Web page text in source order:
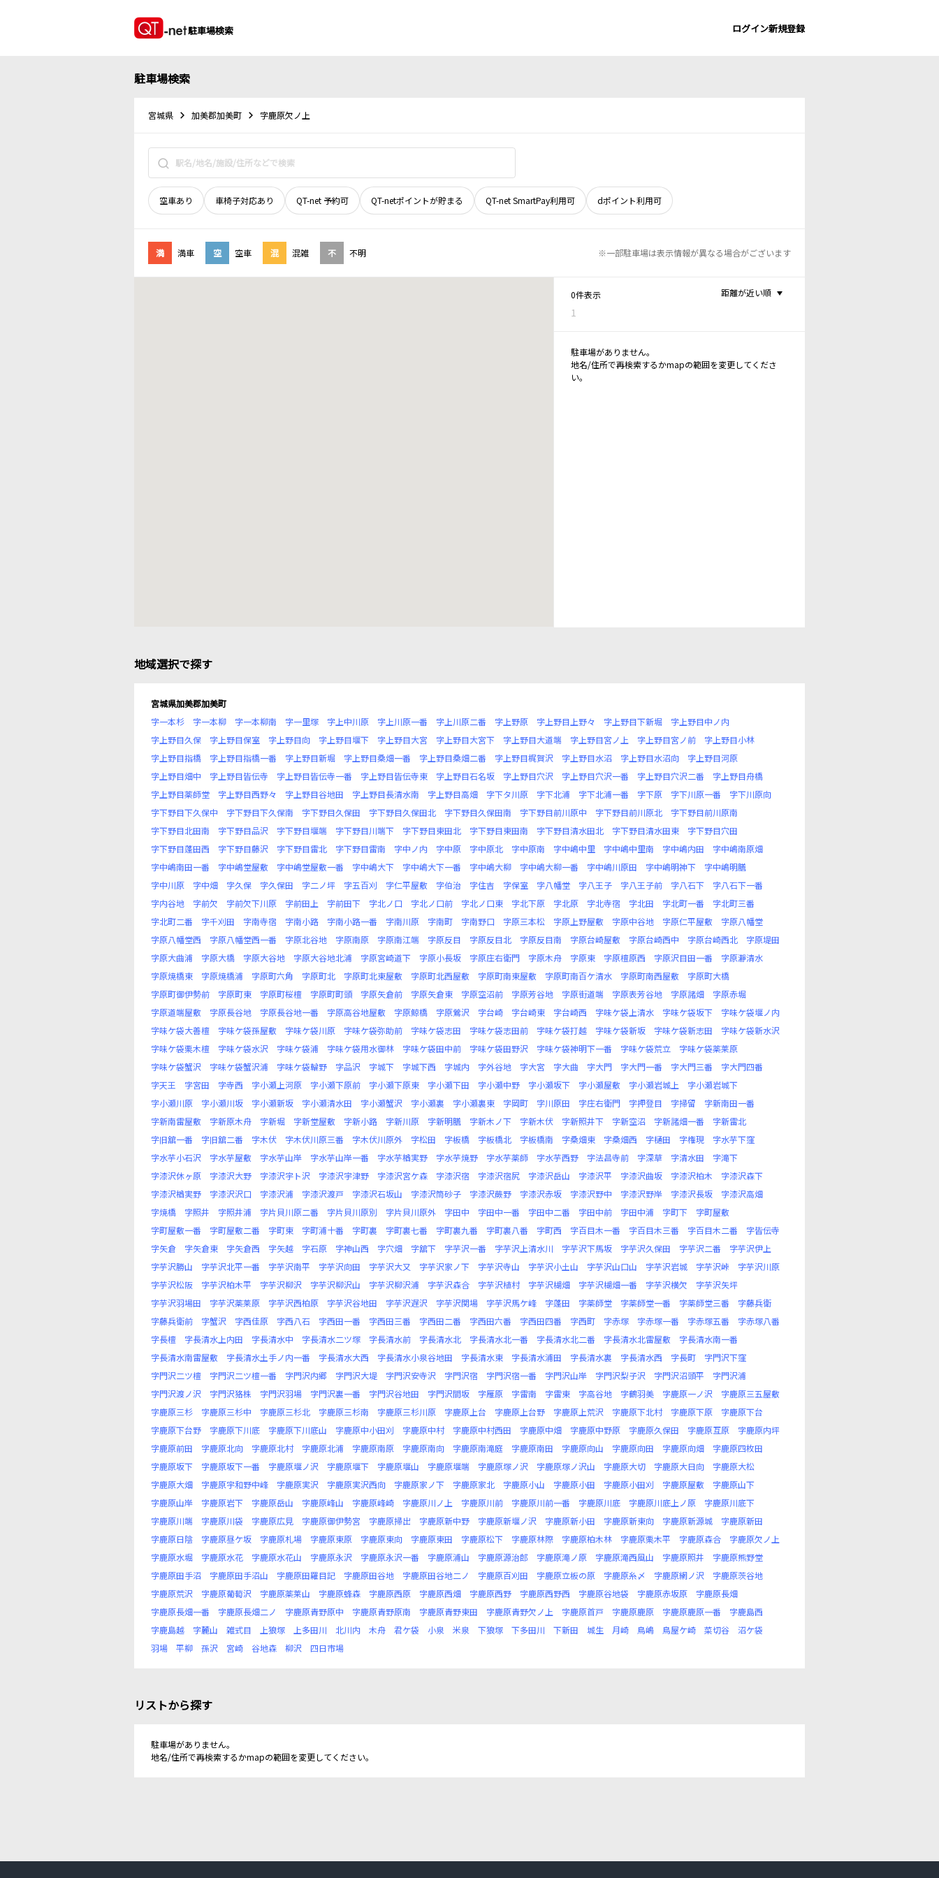
駐車場検索 ログイン新規登録
駐車場検索
宮城県 加美郡加美町 字鹿原欠ノ上
空車あり 車椅子対応あり QT-net 予約可 QT-netポイントが貯まる QT-net SmartPay利用可 dポイント利用可
満 満車 空 空車 混 混雑 不 不明 ※一部駐車場は表示情報が異なる場合がございます
0件表示
1
距離が近い順
駐車場がありません。
地名/住所で再検索するかmapの範囲を変更してくださ
い。
地域選択で探す
宮城県加美郡加美町
字一本杉
字一本柳 字一本柳南 字一里塚 字上中川原 字上川原一番 字上川原二番 字上野原 字上野目上野々 字上野目下新堀
字上野目中ノ内
字上野目久保
字上野目保室 字上野目向 字上野目堰下 字上野目大宮 字上野目大宮下 字上野目大道端 字上野目宮ノ上 字上野目宮ノ前
字上野目小林
字上野目指橋
字上野目指橋一番 字上野目新堀 字上野目桑畑一番 字上野目桑畑二番 字上野目梶賀沢 字上野目水沼 字上野目水沼向
字上野目河原
字上野目畑中
字上野目皆伝寺 字上野目皆伝寺一番 字上野目皆伝寺東 字上野目石名坂 字上野目穴沢 字上野目穴沢一番 字上野目穴沢二番
字上野目舟橋
字上野目薬師堂
字上野目西野々 字上野目谷地田 字上野目長清水南 字上野目高畑 字下タ川原 字下北浦 字下北浦一番 字下原 字下川原一番
字下川原向
字下野目下久保中
字下野目下久保南 字下野目久保田 字下野目久保田北 字下野目久保田南 字下野目前川原中 字下野目前川原北
字下野目前川原南
字下野目北田南
字下野目品沢 字下野目堰端 字下野目川端下 字下野目東田北 字下野目東田南 字下野目清水田北 字下野目清水田東
字下野目穴田
字下野目蓬田西
字下野目藤沢 字下野目雷北 字下野目雷南 字中ノ内 字中原 字中原北 字中原南 字中嶋中里 字中嶋中里南 字中嶋内田
字中嶋南原畑
字中嶋南田一番
字中嶋堂屋敷 字中嶋堂屋敷一番 字中嶋大下 字中嶋大下一番 字中嶋大柳 字中嶋大柳一番 字中嶋川原田 字中嶋明神下
字中嶋明膳
字中川原
字中畑 字久保 字久保田 字二ノ坪 字五百刈 字仁平屋敷 字伯治 字住吉 字保室 字八幡堂 字八王子 字八王子前 字八石下
字八石下一番
字内谷地
字前欠 字前欠下川原 字前田上 字前田下 字北ノ口 字北ノ口前 字北ノ口東 字北下原 字北原 字北寺宿 字北田 字北町一番
字北町三番
字北町二番
字千刈田 字南寺宿 字南小路 字南小路一番 字南川原 字南町 字南野口 字原三本松 字原上野屋敷 字原中谷地 字原仁平屋敷
字原八幡堂
字原八幡堂西
字原八幡堂西一番 字原北谷地 字原南原 字原南江端 字原反目 字原反目北 字原反目南 字原台崎屋敷 字原台崎西中 字原台崎西北
字原堤田
字原大曲浦
字原大橋 字原大谷地 字原大谷地北浦 字原宮崎道下 字原小長坂 字原庄右衛門 字原木舟 字原東 字原檀原西 字原沢目田一番
字原瀞清水
字原焼橋東
字原焼橋浦 字原町六角 字原町北 字原町北東屋敷 字原町北西屋敷 字原町南東屋敷 字原町南百ケ清水 字原町南西屋敷
字原町大橋
字原町御伊勢前
字原町東 字原町桜檀 字原町町頭 字原矢倉前 字原矢倉東 字原空沼前 字原芳谷地 字原街道端 字原表芳谷地 字原諸畑
字原赤堀
字原道端屋敷
字原長谷地 字原長谷地一番 字原高谷地屋敷 字原鯨橋 字原鶯沢 字台崎 字台崎東 字台崎西 字味ケ袋上清水 字味ケ袋坂下
字味ケ袋堰ノ内
字味ケ袋大善檀
字味ケ袋孫屋敷 字味ケ袋川原 字味ケ袋弥助前 字味ケ袋志田 字味ケ袋志田前 字味ケ袋打越 字味ケ袋新坂 字味ケ袋新志田
字味ケ袋新水沢
字味ケ袋栗木檀
字味ケ袋水沢 字味ケ袋浦 字味ケ袋用水御林 字味ケ袋田中前 字味ケ袋田野沢 字味ケ袋神明下一番 字味ケ袋荒立
字味ケ袋薬莱原
字味ケ袋蟹沢
字味ケ袋蟹沢浦 字味ケ袋輪野 字品沢 字城下 字城下西 字城内 字外谷地 字大宮 字大曲 字大門 字大門一番 字大門三番
字大門四番
字天王
字宮田 字寺西 字小瀬上河原 字小瀬下原前 字小瀬下原東 字小瀬下田 字小瀬中野 字小瀬坂下 字小瀬屋敷 字小瀬岩城上
字小瀬岩城下
字小瀬川原
字小瀬川坂 字小瀬新坂 字小瀬清水田 字小瀬蟹沢 字小瀬裏 字小瀬裏東 字岡町 字川原田 字庄右衛門 字押登目 字掃留
字新南田一番
字新南雷屋敷
字新原木舟 字新堀 字新堂屋敷 字新小路 字新川原 字新明膳 字新木ノ下 字新木伏 字新照井下 字新空沼 字新諸畑一番
字新雷北
字旧舘一番
字旧舘二番 字木伏 字木伏川原三番 字木伏川原外 字松田 字板橋 字板橋北 字板橋南 字桑畑東 字桑畑西 字樋田 字権現
字水芋下窪
字水芋小石沢
字水芋屋敷 字水芋山岸 字水芋山岸一番 字水芋楢実野 字水芋焼野 字水芋薬師 字水芋西野 字法昌寺前 字深草 字清水田
字滝下
字漆沢休ヶ原
字漆沢大野 字漆沢宇ト沢 字漆沢宇津野 字漆沢宮ケ森 字漆沢宿 字漆沢宿尻 字漆沢岳山 字漆沢平 字漆沢曲坂 字漆沢柏木
字漆沢森下
字漆沢楢実野
字漆沢沢口 字漆沢浦 字漆沢渡戸 字漆沢石坂山 字漆沢筒砂子 字漆沢蕨野 字漆沢赤坂 字漆沢野中 字漆沢野岸 字漆沢長坂
字漆沢高畑
字焼橋
字照井 字照井浦 字片貝川原二番 字片貝川原別 字片貝川原外 字田中 字田中一番 字田中二番 字田中前 字田中浦 字町下
字町屋敷
字町屋敷一番
字町屋敷二番 字町東 字町浦十番 字町裏 字町裏七番 字町裏九番 字町裏八番 字町西 字百目木一番 字百目木三番 字百目木二番
字皆伝寺
字矢倉
字矢倉東 字矢倉西 字矢越 字石原 字神山西 字穴畑 字舘下 字芋沢一番 字芋沢上清水川 字芋沢下馬坂 字芋沢久保田 字芋沢二番
字芋沢伊上
字芋沢勝山
字芋沢北平一番 字芋沢南平 字芋沢向田 字芋沢大又 字芋沢家ノ下 字芋沢寺山 字芋沢小土山 字芋沢山口山 字芋沢岩城 字芋沢峠
字芋沢川原
字芋沢松阪
字芋沢柏木平 字芋沢柳沢 字芋沢柳沢山 字芋沢柳沢浦 字芋沢森合 字芋沢植村 字芋沢楜畑 字芋沢楜畑一番 字芋沢横欠
字芋沢矢坪
字芋沢羽場田
字芋沢薬莱原 字芋沢西柏原 字芋沢谷地田 字芋沢遅沢 字芋沢関場 字芋沢馬ケ峰 字蓬田 字薬師堂 字薬師堂一番 字薬師堂三番
字藤兵衛
字藤兵衛前
字蟹沢 字西佳原 字西八石 字西田一番 字西田三番 字西田二番 字西田六番 字西田四番 字西町 字赤塚 字赤塚一番 字赤塚五番
字赤塚八番
字長檀
字長清水上内田 字長清水中 字長清水二ツ塚 字長清水前 字長清水北 字長清水北一番 字長清水北二番 字長清水北雷屋敷
字長清水南一番
字長清水南雷屋敷
字長清水土手ノ内一番 字長清水大西 字長清水小泉谷地田 字長清水東 字長清水浦田 字長清水裏 字長清水西 字長町
字門沢下窪
字門沢二ツ檀
字門沢二ツ檀一番 字門沢内郷 字門沢大堤 字門沢安寺沢 字門沢宿 字門沢宿一番 字門沢山岸 字門沢梨子沢 字門沢沼頭平
字門沢浦
字門沢渡ノ沢
字門沢狢株 字門沢羽場 字門沢裏一番 字門沢谷地田 字門沢間坂 字雁原 字雷南 字雷東 字高谷地 字鶴羽美 字鹿原一ノ沢
字鹿原三五屋敷
字鹿原三杉
字鹿原三杉中 字鹿原三杉北 字鹿原三杉南 字鹿原三杉川原 字鹿原上台 字鹿原上台野 字鹿原上荒沢 字鹿原下北村 字鹿原下原
字鹿原下台
字鹿原下台野
字鹿原下川底 字鹿原下川底山 字鹿原中小田刈 字鹿原中村 字鹿原中村西田 字鹿原中畑 字鹿原中野原 字鹿原久保田 字鹿原互原
字鹿原内坪
字鹿原前田
字鹿原北向 字鹿原北村 字鹿原北浦 字鹿原南原 字鹿原南向 字鹿原南滝庭 字鹿原南田 字鹿原向山 字鹿原向田 字鹿原向畑
字鹿原四枚田
字鹿原坂下
字鹿原坂下一番 字鹿原堰ノ沢 字鹿原堰下 字鹿原堰山 字鹿原堰端 字鹿原塚ノ沢 字鹿原塚ノ沢山 字鹿原大切 字鹿原大日向
字鹿原大松
字鹿原大畑
字鹿原宇和野中峰 字鹿原実沢 字鹿原実沢西向 字鹿原家ノ下 字鹿原家北 字鹿原小山 字鹿原小田 字鹿原小田刈 字鹿原屋敷
字鹿原山下
字鹿原山岸
字鹿原岩下 字鹿原岳山 字鹿原峰山 字鹿原峰崎 字鹿原川ノ上 字鹿原川前 字鹿原川前一番 字鹿原川底 字鹿原川底上ノ原
字鹿原川底下
字鹿原川端
字鹿原川袋 字鹿原広見 字鹿原御伊勢宮 字鹿原掃出 字鹿原新中野 字鹿原新堰ノ沢 字鹿原新小田 字鹿原新東向 字鹿原新源城
字鹿原新田
字鹿原日陰
字鹿原昼ケ坂 字鹿原札場 字鹿原東原 字鹿原東向 字鹿原東田 字鹿原松下 字鹿原林際 字鹿原柏木林 字鹿原栗木平 字鹿原森合
字鹿原欠ノ上
字鹿原水堀
字鹿原水花 字鹿原水花山 字鹿原永沢 字鹿原永沢一番 字鹿原浦山 字鹿原源治郎 字鹿原滝ノ原 字鹿原滝西風山 字鹿原照井
字鹿原熊野堂
字鹿原田手沼
字鹿原田手沼山 字鹿原田羅目記 字鹿原田谷地 字鹿原田谷地二ノ 字鹿原百刈田 字鹿原立板の原 字鹿原糸〆 字鹿原網ノ沢
字鹿原茨谷地
字鹿原荒沢
字鹿原葡萄沢 字鹿原薬莱山 字鹿原蜂森 字鹿原西原 字鹿原西畑 字鹿原西野 字鹿原西野西 字鹿原谷地袋 字鹿原赤坂原
字鹿原長畑
字鹿原長畑一番
字鹿原長畑二ノ 字鹿原青野原中 字鹿原青野原南 字鹿原青野東田 字鹿原青野欠ノ上 字鹿原首戸 字鹿原鹿原 字鹿原鹿原一番
字鹿島西
字鹿島越
字麓山 雑式目 上狼塚 上多田川 北川内 木舟 君ケ袋 小泉 米泉 下狼塚 下多田川 下新田 城生 月崎 鳥嶋 鳥屋ケ崎 菜切谷
沼ケ袋
羽場
平柳 孫沢 宮崎 谷地森 柳沢 四日市場
リストから探す
駐車場がありません。
地名/住所で再検索するかmapの範囲を変更してください。